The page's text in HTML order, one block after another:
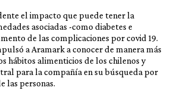
el impacto que puede tener la
asociadas -como diabetes e
de las complicaciones por covid 19.
a Aramark a conocer de manera más
hábitos alimenticios de los chilenos y
para la compañía en su búsqueda por
las personas.